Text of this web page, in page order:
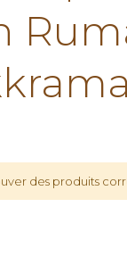
des produits